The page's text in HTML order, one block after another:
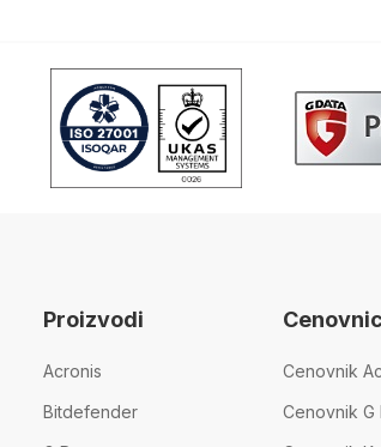
Proizvodi
Acronis
Bitdefender
Cenovnik
Cenovnik G